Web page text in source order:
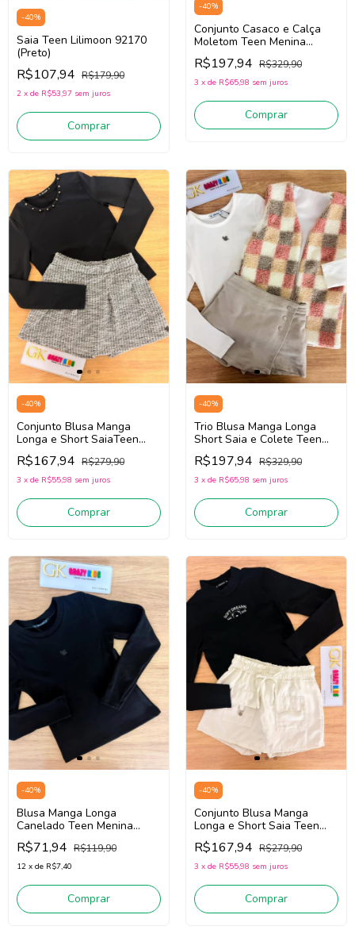
-40%
Saia Teen Lilimoon 92170
(Preto)
R$107,94 R$179,90
2 x de R$53,97 sem juros
Comprar
-40%
Conjunto Casaco e Calça
Moletom Teen Menina
Lilimoon 91688 (Vermelho
/Off White)
R$197,94 R$329,90
3 x de R$65,98 sem juros
Comprar
-40%
Conjunto Blusa Manga
Longa e Short SaiaTeen
Menina Lilimoon 90732
(Preto /Cinza)
R$167,94 R$279,90
3 x de R$55,98 sem juros
Comprar
-40%
Trio Blusa Manga Longa
Short Saia e Colete Teen
Menina Lilimoon 91751 (Off
White/Bege)
R$197,94 R$329,90
3 x de R$65,98 sem juros
Comprar
-40%
Blusa Manga Longa
Canelado Teen Menina
Lilimoon 89167 (Preto)
R$71,94 R$119,90
12 x de R$7,40
Comprar
-40%
Conjunto Blusa Manga
Longa e Short Saia Teen
Menina Lilimoon 91849
(Preto/Off White)
R$167,94 R$279,90
3 x de R$55,98 sem juros
Comprar